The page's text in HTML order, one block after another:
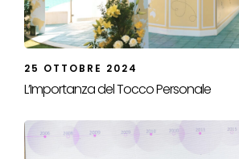
25 OTTOBRE 2024
L’Importanza del Tocco Personale